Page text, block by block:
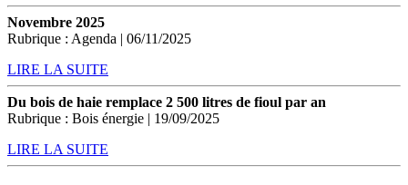
Novembre 2025
Rubrique : Agenda | 06/11/2025
LIRE LA SUITE
Du bois de haie remplace 2 500 litres de fioul par an
Rubrique : Bois énergie | 19/09/2025
LIRE LA SUITE